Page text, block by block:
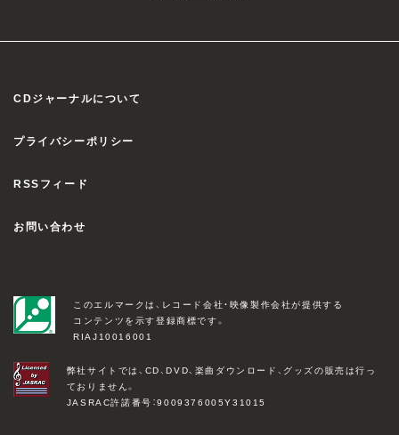
CDジャーナルについて
プライバシーポリシー
RSSフィード
お問い合わせ
このエルマークは、レコード会社・映像製作会社が提供する
コンテンツを示す登録商標です。
RIAJ10016001
弊社サイトでは、CD、DVD、楽曲ダウンロード、グッズの販売は行っ
ておりません。
JASRAC許諾番号：9009376005Y31015